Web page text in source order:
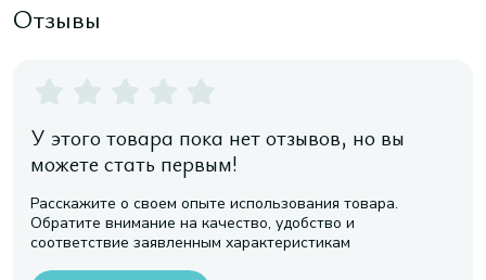
Отзывы
У этого товара пока нет отзывов, но вы
можете стать первым!
Расскажите о своем опыте использования товара.
Обратите внимание на качество, удобство и
соответствие заявленным характеристикам